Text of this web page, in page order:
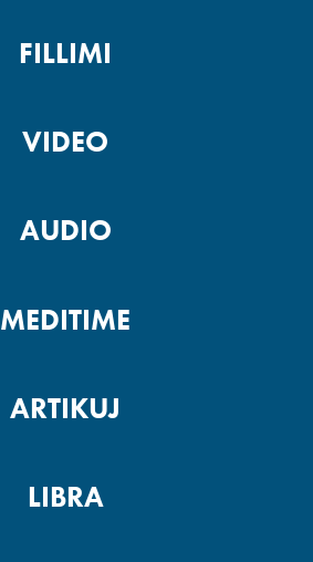
FILLIMI
VIDEO
AUDIO
MEDITIME
ARTIKUJ
LIBRA